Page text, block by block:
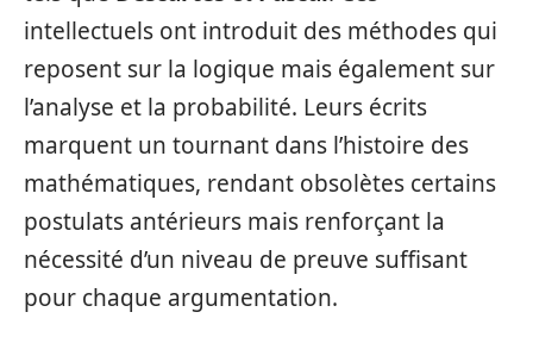
intellectuels ont introduit des méthodes qui
reposent sur la logique mais également sur
l’analyse et la probabilité. Leurs écrits
marquent un tournant dans l’histoire des
mathématiques, rendant obsolètes certains
postulats antérieurs mais renforçant la
nécessité d’un niveau de preuve suffisant
pour chaque argumentation.